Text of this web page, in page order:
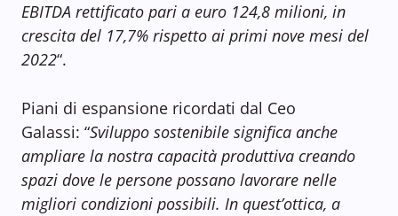
EBITDA rettificato pari a euro 124,8 milioni, in
crescita del 17,7% rispetto ai primi nove mesi del
2022“.
Piani di espansione ricordati dal Ceo
Galassi: “Sviluppo sostenibile significa anche
ampliare la nostra capacità produttiva creando
spazi dove le persone possano lavorare nelle
migliori condizioni possibili. In quest’ottica, a